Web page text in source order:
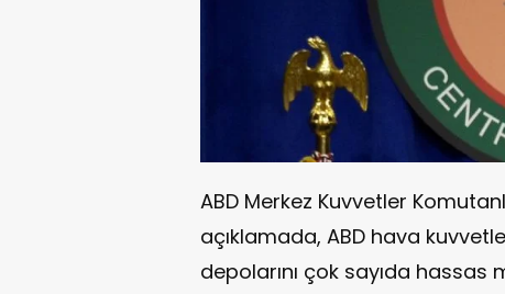
ABD Merkez Kuvvetler
açıklamada, ABD hava
depolarını çok sayıda hassas